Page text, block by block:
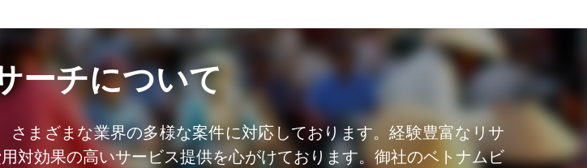
ーチについて
まざまな業界の多様な案件に対応しております。経験豊富なリサ
対効果の高いサービス提供を心がけております。御社のベトナムビ